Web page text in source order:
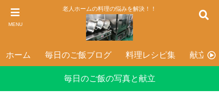
MENU
老人ホームの料理の悩みを解決！！
ホーム 毎日のご飯ブログ 料理レシピ集 献立表
毎日のご飯の写真と献立